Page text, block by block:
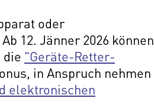
oder
12. Jänner 2026 können
die "Geräte-Retter-
in Anspruch nehmen
elektronischen